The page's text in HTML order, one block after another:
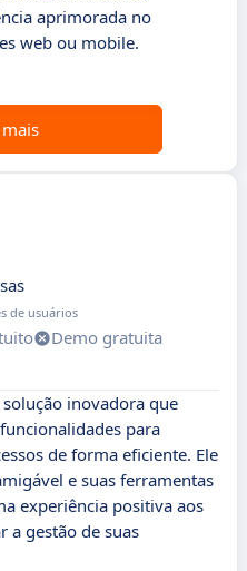
aprimorada no
web ou mobile.
de usuários
Demo gratuita
inovadora que
para
de forma eficiente. Ele
e suas ferramentas
experiência positiva aos
a gestão de suas